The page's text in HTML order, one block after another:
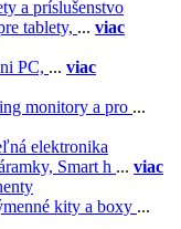
a príslušenstvo
tablety, ... viac
PC, ... viac
monitory a pro ...
elektronika
Smart h ... viac
kity a boxy ...